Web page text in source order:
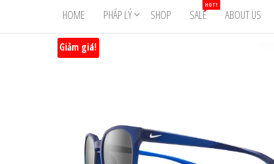
HOME PHÁP LÝ SHOP SALE
HOT!
ABOUT US
Giảm giá!